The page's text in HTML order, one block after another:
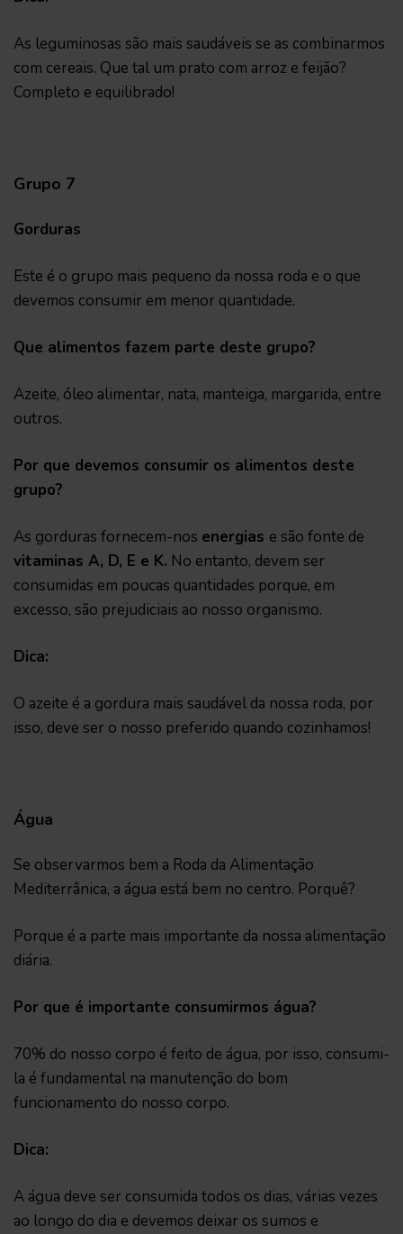
As leguminosas são mais saudáveis se as combinarmos
com cereais. Que tal um prato com arroz e feijão?
Completo e equilibrado!
Grupo 7
Gorduras
Este é o grupo mais pequeno da nossa roda e o que
devemos consumir em menor quantidade.
Que alimentos fazem parte deste grupo?
Azeite, óleo alimentar, nata, manteiga, margarida, entre
outros.
Por que devemos consumir os alimentos deste
grupo?
As gorduras fornecem-nos energias e são fonte de
vitaminas A, D, E e K. No entanto, devem ser
consumidas em poucas quantidades porque, em
excesso, são prejudiciais ao nosso organismo.
Dica:
O azeite é a gordura mais saudável da nossa roda, por
isso, deve ser o nosso preferido quando cozinhamos!
Água
Se observarmos bem a Roda da Alimentação
Mediterrânica, a água está bem no centro. Porquê?
Porque é a parte mais importante da nossa alimentação
diária.
Por que é importante consumirmos água?
70% do nosso corpo é feito de água, por isso, consumi-
la é fundamental na manutenção do bom
funcionamento do nosso corpo.
Dica:
A água deve ser consumida todos os dias, várias vezes
ao longo do dia e devemos deixar os sumos e